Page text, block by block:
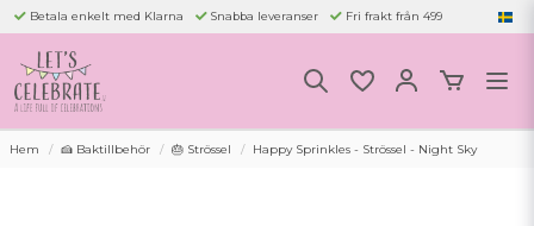
Betala enkelt med Klarna Snabba leveranser Fri frakt från 499
Hem 🍰 Baktillbehör 🎂 Strössel Happy Sprinkles - Strössel - Night Sky